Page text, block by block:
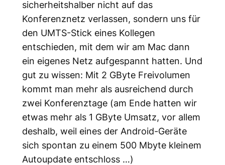
sicherheitshalber nicht auf das
Konferenznetz verlassen, sondern uns für
den UMTS-Stick eines Kollegen
entschieden, mit dem wir am Mac dann
ein eigenes Netz aufgespannt hatten. Und
gut zu wissen: Mit 2 GByte Freivolumen
kommt man mehr als ausreichend durch
zwei Konferenztage (am Ende hatten wir
etwas mehr als 1 GByte Umsatz, vor allem
deshalb, weil eines der Android-Geräte
sich spontan zu einem 500 Mbyte kleinem
Autoupdate entschloss …)